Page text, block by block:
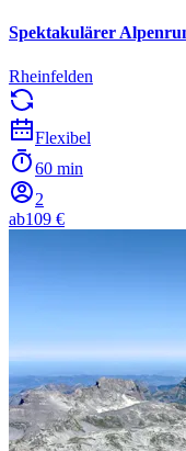
Spektakulärer
Rheinfelden
Flexibel
60 min
2
ab109 €